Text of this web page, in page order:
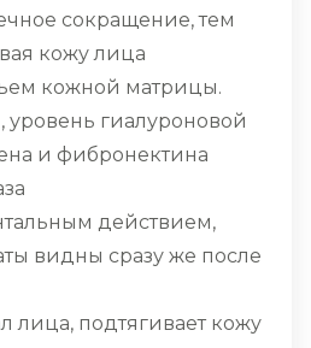
сокращение, тем
кожу лица
кожной матрицы.
гиалуроновой
и фибронектина
действием,
видны сразу же после
лица, подтягивает кожу